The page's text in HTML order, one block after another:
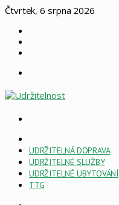
Čtvrtek, 6 srpna 2026
PAGE
ESG
UDRŽITELNÁ DOPRAVA
UDRŽITELNÉ SLUŽBY
UDRŽITELNÉ UBYTOVÁNÍ
TTG